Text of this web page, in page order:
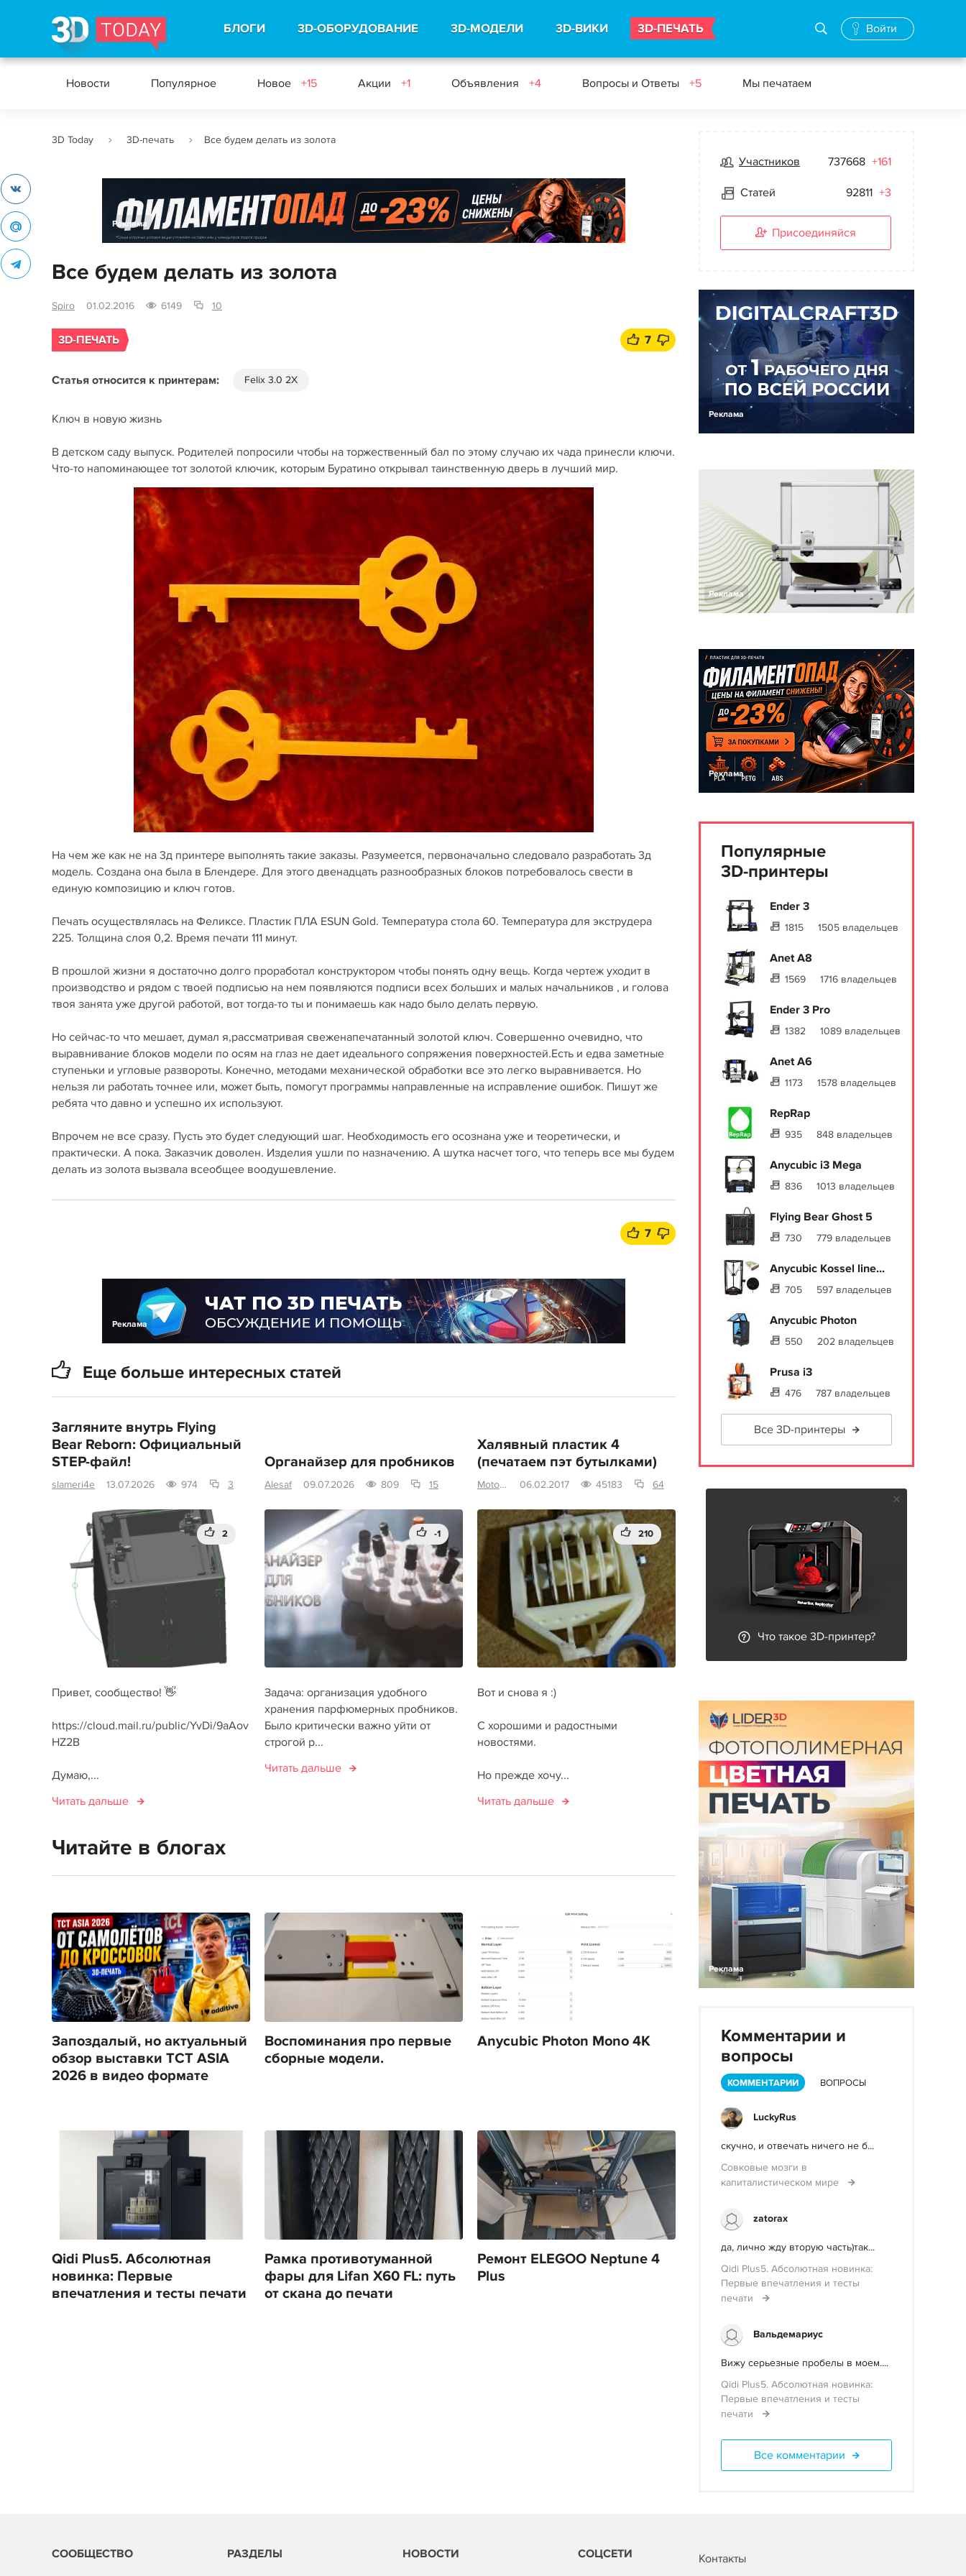
БЛОГИ 3D-ОБОРУДОВАНИЕ 3D-МОДЕЛИ 3D-ВИКИ 3D-ПЕЧАТЬ Войти
Новости Популярное Новое +15 Акции +1 Объявления +4 Вопросы и Ответы +5 Мы печатаем
3D Today 3D-печать Все будем делать из золота
Реклама
Все будем делать из золота
Spiro 01.02.2016 6149 10
3D-ПЕЧАТЬ 7
Статья относится к принтерам: Felix 3.0 2X
Ключ в новую жизнь
В детском саду выпуск. Родителей попросили чтобы на торжественный бал по этому случаю их чада принесли ключи.
Что-то напоминающее тот золотой ключик, которым Буратино открывал таинственную дверь в лучший мир.
На чем же как не на 3д принтере выполнять такие заказы. Разумеется, первоначально следовало разработать 3д
модель. Создана она была в Блендере. Для этого двенадцать разнообразных блоков потребовалось свести в
единую композицию и ключ готов.
Печать осуществлялась на Феликсе. Пластик ПЛА ESUN Gold. Температура стола 60. Температура для экструдера
225. Толщина слоя 0,2. Время печати 111 минут.
В прошлой жизни я достаточно долго проработал конструктором чтобы понять одну вещь. Когда чертеж уходит в
производство и рядом с твоей подписью на нем появляются подписи всех больших и малых начальников , и голова
твоя занята уже другой работой, вот тогда-то ты и понимаешь как надо было делать первую.
Но сейчас-то что мешает, думал я,рассматривая свеженапечатанный золотой ключ. Совершенно очевидно, что
выравнивание блоков модели по осям на глаз не дает идеального сопряжения поверхностей.Есть и едва заметные
ступеньки и угловые развороты. Конечно, методами механической обработки все это легко выравнивается. Но
нельзя ли работать точнее или, может быть, помогут программы направленные на исправление ошибок. Пишут же
ребята что давно и успешно их используют.
Впрочем не все сразу. Пусть это будет следующий шаг. Необходимость его осознана уже и теоретически, и
практически. А пока. Заказчик доволен. Изделия ушли по назначению. А шутка насчет того, что теперь все мы будем
делать из золота вызвала всеобщее воодушевление.
7
Еще больше интересных статей
Загляните внутрь Flying
Bear Reborn: Официальный
STEP-файл!
slameri4e 13.07.2026 974 3
2
Привет, сообщество! 👋
https://cloud.mail.ru/public/YvDi/9aAov
HZ2B
Думаю,...
Читать дальше
Органайзер для пробников
Alesaf 09.07.2026 809 15
-1
Задача: организация удобного
хранения парфюмерных пробников.
Было критически важно уйти от
строгой р...
Читать дальше
Халявный пластик 4
(печатаем пэт бутылками)
Motorist828 06.02.2017 45183 64
210
Вот и снова я :)
С хорошими и радостными
новостями.
Но прежде хочу...
Читать дальше
Реклама
Читайте в блогах
Запоздалый, но актуальный
обзор выставки TCT ASIA
2026 в видео формате
Воспоминания про первые
сборные модели.
Anycubic Photon Mono 4K
Qidi Plus5. Абсолютная
новинка: Первые
впечатления и тесты печати
Рамка противотуманной
фары для Lifan X60 FL: путь
от скана до печати
Ремонт ELEGOO Neptune 4
Plus
Участников 737668 +161
Статей 92811 +3
Присоединяйся
Реклама
Реклама
Реклама
Популярные
3D-принтеры
Ender 3
1815 1505 владельцев
Anet A8
1569 1716 владельцев
Ender 3 Pro
1382 1089 владельцев
Anet A6
1173 1578 владельцев
RepRap
935 848 владельцев
Anycubic i3 Mega
836 1013 владельцев
Flying Bear Ghost 5
730 779 владельцев
Anycubic Kossel line...
705 597 владельцев
Anycubic Photon
550 202 владельцев
Prusa i3
476 787 владельцев
Все 3D-принтеры
Что такое 3D-принтер?
Реклама
Комментарии и
вопросы
КОММЕНТАРИИ ВОПРОСЫ
LuckyRus
скучно, и отвечать ничего не б...
Совковые мозги в
капиталистическом мире
zatorax
да, лично жду вторую часть)так...
Qidi Plus5. Абсолютная новинка:
Первые впечатления и тесты
печати
Вальдемариус
Вижу серьезные пробелы в моем....
Qidi Plus5. Абсолютная новинка:
Первые впечатления и тесты
печати
Все комментарии
СООБЩЕСТВО РАЗДЕЛЫ НОВОСТИ СОЦСЕТИ Контакты